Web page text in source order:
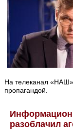
На телеканал «НАШ»
пропагандой.
разоблачил